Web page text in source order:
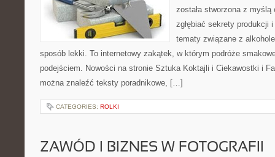
została stworzona z
zgłębiać sekrety produkcji
tematy związane z
sposób lekki. To internetowy zakątek, w którym podróże
podejściem. Nowości na stronie Sztuka Koktajli i Ciekawostki i
można znaleźć teksty poradnikowe, […]
CATEGORIES: ROLKI
ZAWÓD I BIZNES W FOTOGRAFII